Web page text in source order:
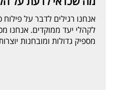
אנחנו רגילים לדבר על פילוח
לקהלי יעד ממוקדים. אנחנו
מספיק גדולות ומובחנות
במיוחד עבורו את המוצר/
או את המסר. התפיסה הזו